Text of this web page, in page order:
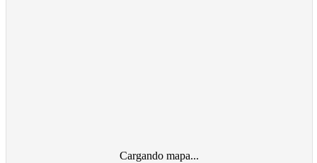
Cargando mapa...